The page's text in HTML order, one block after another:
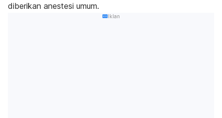
diberikan anestesi umum.
Iklan